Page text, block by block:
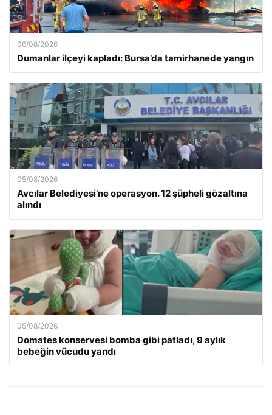
06/08/2026
Dumanlar ilçeyi kapladı: Bursa’da tamirhanede yangın
05/08/2026
Avcılar Belediyesi’ne operasyon. 12 şüpheli gözaltına
alındı
05/08/2026
Domates konservesi bomba gibi patladı, 9 aylık
bebeğin vücudu yandı